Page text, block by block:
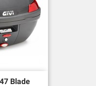
Blade